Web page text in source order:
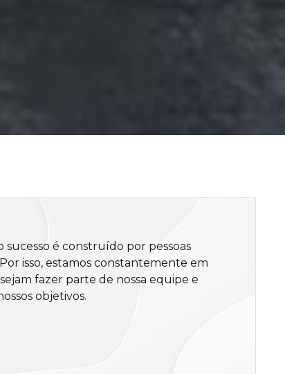
sucesso é construído por pessoas
isso, estamos constantemente em
fazer parte de nossa equipe e
objetivos.